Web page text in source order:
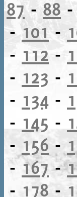
87 -88
-101-
- 112 -
- 123 -
- 134 -
- 145 -
- 156 -
- 167-
- 178 -